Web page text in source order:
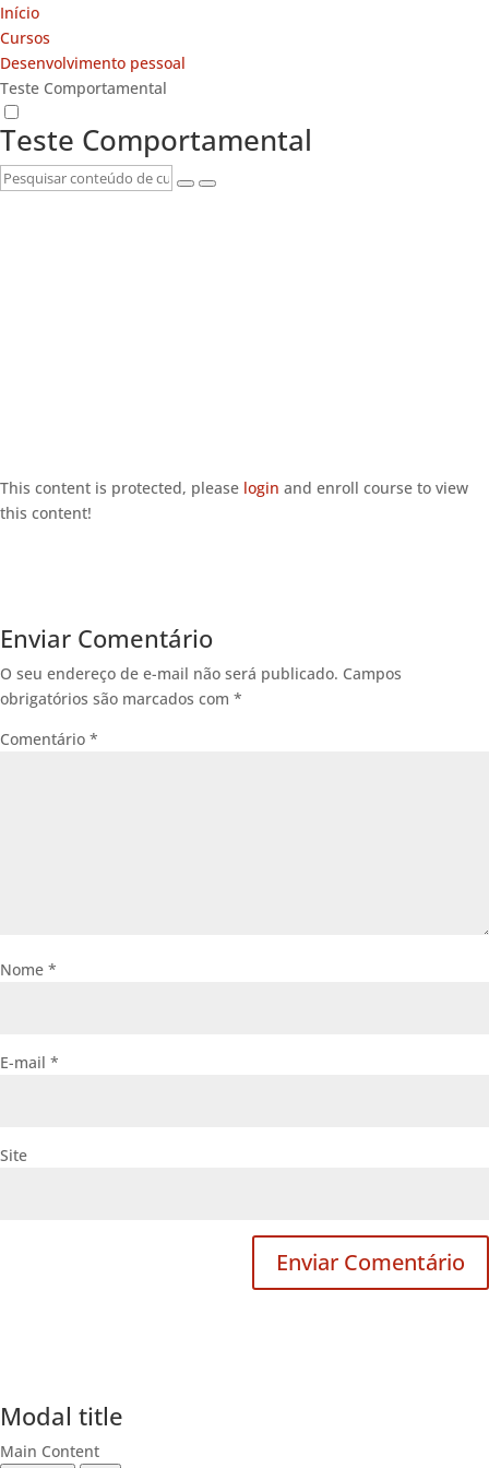
Início
Cursos
Desenvolvimento pessoal
Teste Comportamental
Teste Comportamental
This content is protected, please login and enroll course to view
this content!
Enviar Comentário
O seu endereço de e-mail não será publicado. Campos
obrigatórios são marcados com *
Comentário *
Nome *
E-mail *
Site
Modal title
Main Content